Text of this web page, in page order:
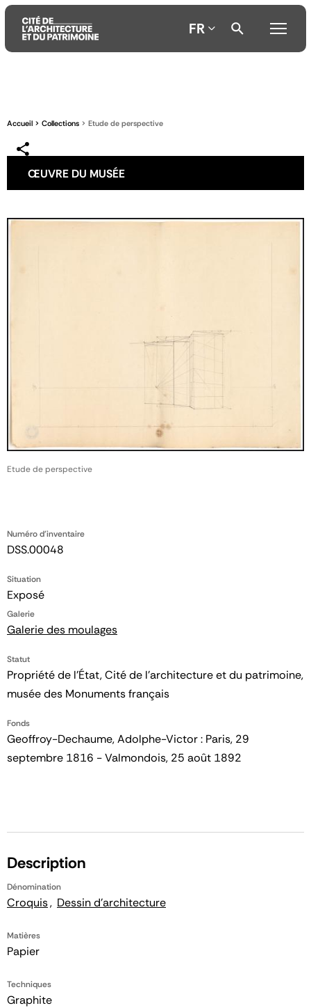
contenu
menu
la
FR
Accueil Collections Etude de perspective
ŒUVRE DU MUSÉE
Numéro d'inventaire
DSS.00048
Situation
Exposé
Galerie
Galerie des moulages
Statut
Propriété de l’État, Cité de l’architecture et du patrimoine,
musée des Monuments français
Fonds
Geoffroy-Dechaume, Adolphe-Victor : Paris, 29
septembre 1816 - Valmondois, 25 août 1892
Etude de perspective
Description
Dénomination
Croquis Dessin d'architecture
Matières
Papier
Techniques
Graphite